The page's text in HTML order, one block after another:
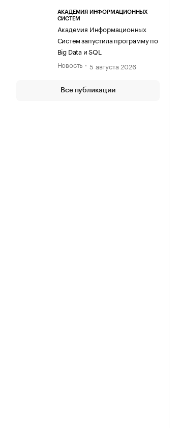
АКАДЕМИЯ ИНФОРМАЦИОННЫХ
СИСТЕМ
Академия Информационных
Систем запустила программу по
Big Data и SQL
Новость
5 августа 2026
Все публикации